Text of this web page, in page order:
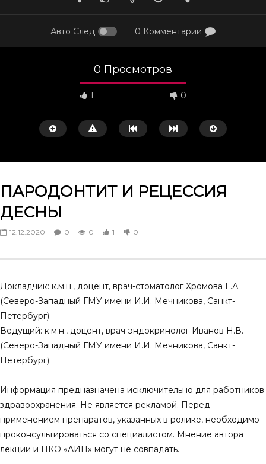
Авто След 0 Комментарии
0 Просмотров
1 0
50:02
07.12.2024
0
0 1
ПАРОДОНТИТ И РЕЦЕССИЯ
ДЕСНЫ
12.12.2020 0 0 1 0
Докладчик: к.м.н., доцент, врач-стоматолог Хромова Е.А.
(Северо-Западный ГМУ имени И.И. Мечникова, Санкт-
Петербург).
Ведущий: к.м.н., доцент, врач-эндокринолог Иванов Н.В.
(Северо-Западный ГМУ имени И.И. Мечникова, Санкт-
Петербург).
Информация предназначена исключительно для работников
здравоохранения. Не является рекламой. Перед
применением препаратов, указанных в ролике, необходимо
проконсультироваться со специалистом. Мнение автора
лекции и НКО «АИН» могут не совпадать.